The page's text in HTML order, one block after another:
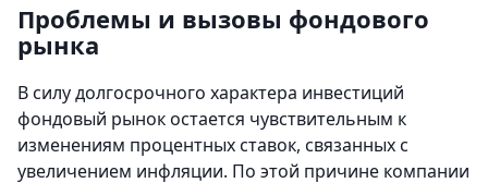
Проблемы и вызовы фондового
рынка
В силу долгосрочного характера инвестиций
фондовый рынок остается чувствительным к
изменениям процентных ставок, связанных с
увеличением инфляции. По этой причине компании